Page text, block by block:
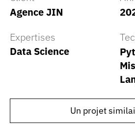
Agence JIN
Expertises
Data Science
Un projet